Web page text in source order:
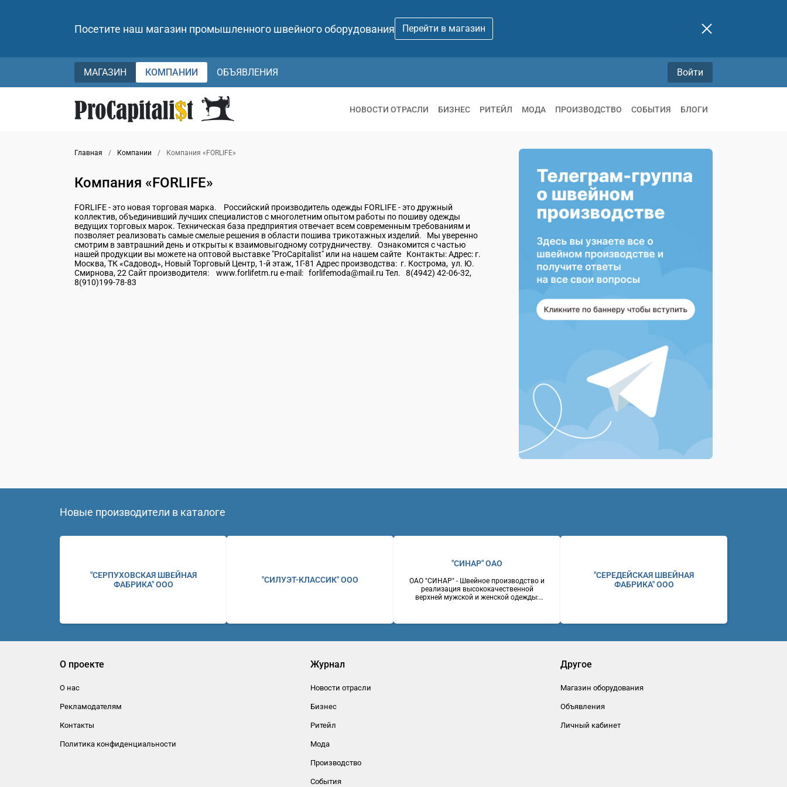
Посетите наш магазин промышленного швейного оборудования Перейти в магазин
МАГАЗИН КОМПАНИИ ОБЪЯВЛЕНИЯ Войти
НОВОСТИ ОТРАСЛИ БИЗНЕС РИТЕЙЛ МОДА ПРОИЗВОДСТВО СОБЫТИЯ БЛОГИ
Главная / Компании / Компания «FORLIFE»
Компания «FORLIFE»
FORLIFE - это новая торговая марка. Российский производитель одежды FORLIFE - это дружный
коллектив, объединивший лучших специалистов с многолетним опытом работы по пошиву одежды
ведущих торговых марок. Техническая база предприятия отвечает всем современным требованиям и
позволяет реализовать самые смелые решения в области пошива трикотажных изделий. Мы уверенно
смотрим в завтрашний день и открыты к взаимовыгодному сотрудничеству. Ознакомится с частью
нашей продукции вы можете на оптовой выставке "ProCapitalist" или на нашем сайте Контакты: Адрес: г.
Москва, ТК «Садовод», Новый Торговый Центр, 1-й этаж, 1Г-81 Адрес производства: г. Кострома, ул. Ю.
Смирнова, 22 Сайт производителя: www.forlifetm.ru e-mail: forlifemoda@mail.ru Тел. 8(4942) 42-06-32,
8(910)199-78-83
Новые производители в каталоге
"СЕРПУХОВСКАЯ ШВЕЙНАЯ
ФАБРИКА" ООО
"СИЛУЭТ-КЛАССИК" ООО
"СИНАР" ОАО
ОАО "СИНАР" - Швейное производство и
реализация высококачественной
верхней мужской и женской одежды:
Оригинальность стилевых решений,
"СЕРЕДЕЙСКАЯ ШВЕЙНАЯ
ФАБРИКА" ООО
О проекте
О нас
Рекламодателям
Контакты
Политика конфиденциальности
Журнал
Новости отрасли
Бизнес
Ритейл
Мода
Производство
События
Другое
Магазин оборудования
Объявления
Личный кабинет